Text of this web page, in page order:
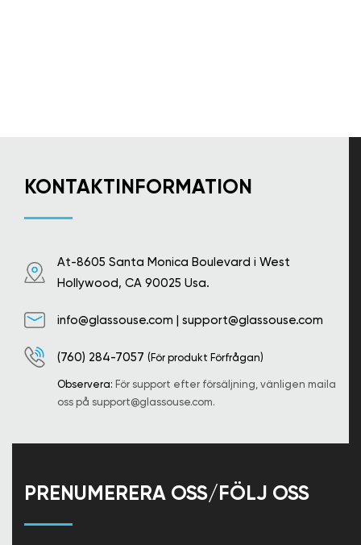
KONTAKTINFORMATION
At-8605 Santa Monica Boulevard i West
Hollywood, CA 90025 Usa.
info@glassouse.com | support@glassouse.com
(760) 284-7057 (För produkt Förfrågan)
Observera: För support efter försäljning, vänligen maila
oss på support@glassouse.com.
PRENUMERERA OSS/FÖLJ OSS